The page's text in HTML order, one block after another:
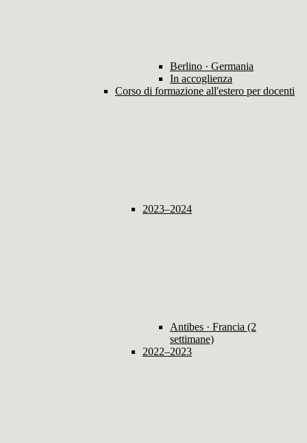
Berlino · Germania
In accoglienza
Corso di formazione all'estero per docenti
2023–2024
Antibes · Francia (2
settimane)
2022–2023